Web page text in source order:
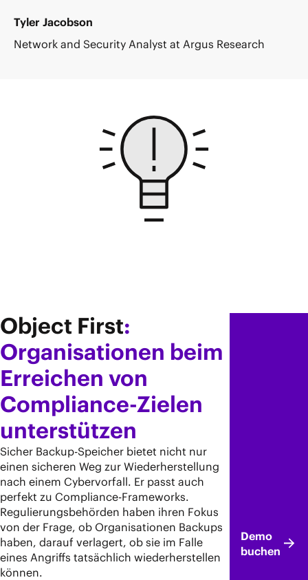
Tyler Jacobson
Network and Security Analyst at Argus Research
Object First:
Organisationen beim
Erreichen von
Compliance-Zielen
unterstützen
Sicher Backup-Speicher bietet nicht nur
einen sicheren Weg zur Wiederherstellung
nach einem Cybervorfall. Er passt auch
perfekt zu Compliance-Frameworks.
Regulierungsbehörden haben ihren Fokus
von der Frage, ob Organisationen Backups
haben, darauf verlagert, ob sie im Falle
eines Angriffs tatsächlich wiederherstellen
können.
Demo
buchen